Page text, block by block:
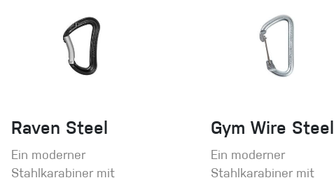
Raven Steel
Ein moderner
Stahlkarabiner mit
Gym Wire Steel
Ein moderner
Stahlkarabiner mit